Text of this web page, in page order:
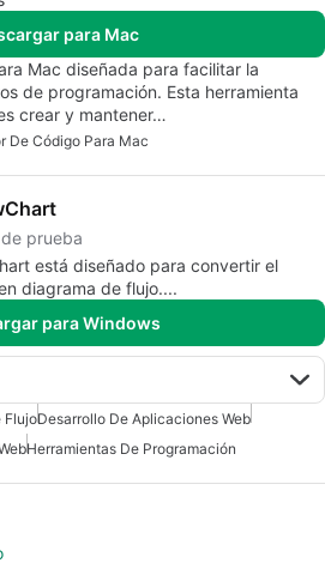
para Mac
Mac diseñada para facilitar la
de programación. Esta herramienta
crear y mantener…
De Código Para Mac
prueba
está diseñado para convertir el
diagrama de flujo....
para Windows
FlujoDesarrollo De Aplicaciones Web
Herramientas De Programación